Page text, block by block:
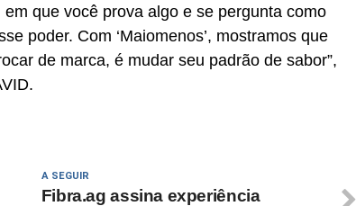
que você prova algo e se pergunta como
poder. Com ‘Maiomenos’, mostramos que
de marca, é mudar seu padrão de sabor”,
A SEGUIR
Fibra.ag assina experiência